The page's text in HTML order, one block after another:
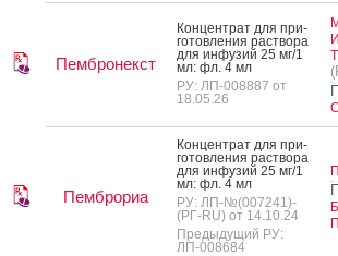
Пембронекст
Кон­цен­трат для при­
готов­ле­ния рас­тво­ра
для ин­фу­зий 25 мг/1
мл: фл. 4 мл
РУ: ЛП-008887 от
18.05.26
Пемброриа
Кон­цен­трат для при­
готов­ле­ния рас­тво­ра
для ин­фу­зий 25 мг/1
мл: фл. 4 мл
РУ: ЛП-№(007241)-
(РГ-RU) от 14.10.24
Предыдущий РУ:
ЛП-008684